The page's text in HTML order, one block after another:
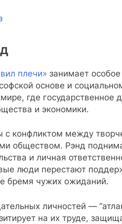
плечи» занимает
основе и
где государственное
и экономики.
конфликтом между
обществом. Рэнд
и личная
люди перестают
бремя чужих ожиданий.
личностей —
на их труде,